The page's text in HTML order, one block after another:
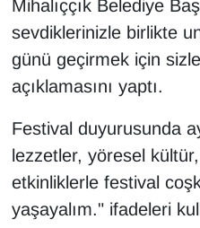
Mihalıççık Belediye
sevdiklerinizle birlikte
günü geçirmek için
açıklamasını yaptı.
Festival duyurusunda
lezzetler, yöresel
etkinliklerle festival
yaşayalım." ifadeleri